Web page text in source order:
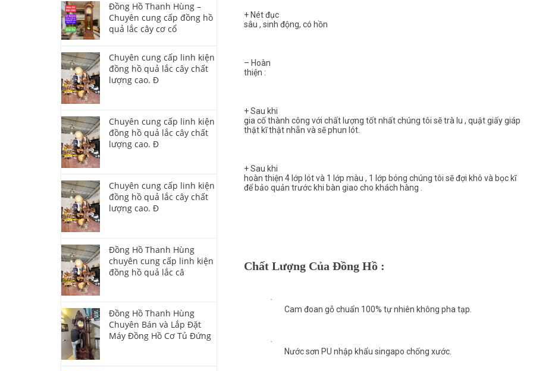
+ Nét đục
sâu , sinh động, có hồn
– Hoàn
thiện :
+ Sau khi
gia cố thành công với chất lượng tốt nhất chúng tôi sẽ trà lu , quật giấy giáp
thật kĩ thật nhẵn và sẽ phun lót.
+ Sau khi
hoàn thiện 4 lớp lót và 1 lớp màu , 1 lớp bóng chúng tôi sẽ đợi khô và bọc kĩ
để bảo quản trước khi bàn giao cho khách hàng .
Chất Lượng Của Đồng Hồ :
·
Cam đoan gỗ chuẩn 100% tự nhiên không pha tạp.
·
Nước sơn PU nhập khẩu singapo chống xước.
Đồng Hồ Thanh Hùng –
Chuyên cung cấp đồng hồ
quả lắc cây cơ cổ
Chuyên cung cấp linh kiện
đồng hồ quả lắc cây chất
lượng cao. Đ
Chuyên cung cấp linh kiện
đồng hồ quả lắc cây chất
lượng cao. Đ
Chuyên cung cấp linh kiện
đồng hồ quả lắc cây chất
lượng cao. Đ
Đồng Hồ Thanh Hùng
chuyên cung cấp linh kiện
đồng hồ quả lắc câ
Đồng Hồ Thanh Hùng
Chuyên Bán và Lắp Đặt
Máy Đồng Hồ Cơ Tủ Đứng